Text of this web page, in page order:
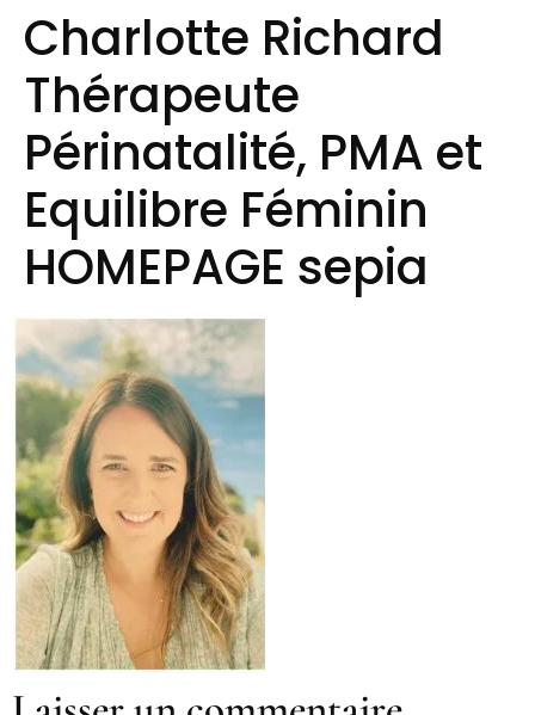
Charlotte Richard
Thérapeute
Périnatalité, PMA et
Equilibre Féminin
HOMEPAGE sepia